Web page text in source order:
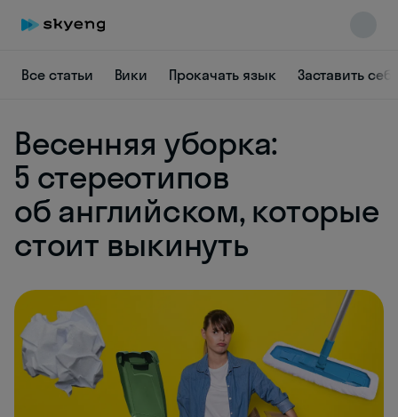
Все статьи Вики Прокачать язык Заставить
Весенняя уборка:
5 стереотипов
об английском, которые
стоит выкинуть
Skyeng Chat